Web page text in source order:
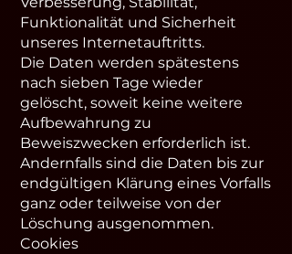
Funktionalität und Sicherheit
unseres Internetauftritts.
Die Daten werden spätestens
nach sieben Tage wieder
gelöscht, soweit keine weitere
Aufbewahrung zu
Beweiszwecken erforderlich ist.
Andernfalls sind die Daten bis zur
endgültigen Klärung eines Vorfalls
ganz oder teilweise von der
Löschung ausgenommen.
Cookies